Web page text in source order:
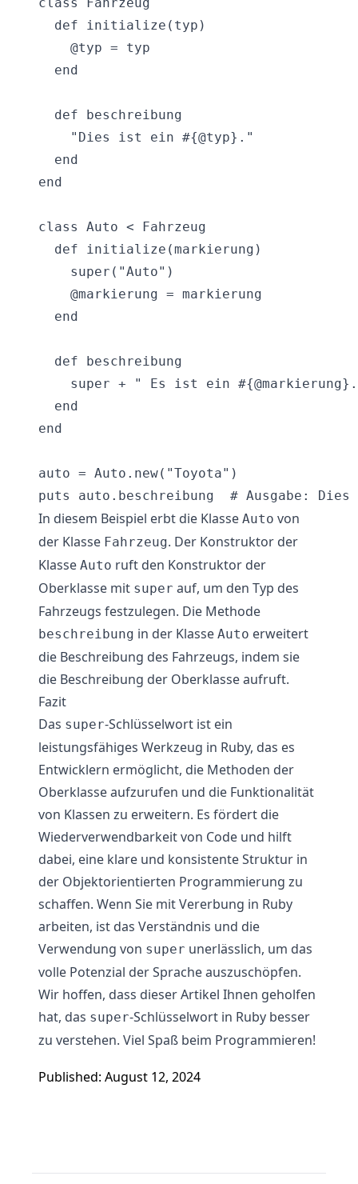
  def initialize(typ)
    @typ = typ
  end
  def beschreibung
    "Dies ist ein #{@typ}."
  end
end
class Auto < Fahrzeug
  def initialize(markierung)
    super("Auto")
    @markierung = markierung
  end
  def beschreibung
super + " Es ist ein
  end
end
auto = Auto.new("Toyota")
In diesem Beispiel erbt die Klasse Auto von
der Klasse Fahrzeug. Der Konstruktor der
Klasse Auto ruft den Konstruktor der
Oberklasse mit super auf, um den Typ des
Fahrzeugs festzulegen. Die Methode
beschreibung in der Klasse Auto erweitert
die Beschreibung des Fahrzeugs, indem sie
die Beschreibung der Oberklasse aufruft.
Fazit
Das super-Schlüsselwort ist ein
leistungsfähiges Werkzeug in Ruby, das es
Entwicklern ermöglicht, die Methoden der
Oberklasse aufzurufen und die Funktionalität
von Klassen zu erweitern. Es fördert die
Wiederverwendbarkeit von Code und hilft
dabei, eine klare und konsistente Struktur in
der Objektorientierten Programmierung zu
schaffen. Wenn Sie mit Vererbung in Ruby
arbeiten, ist das Verständnis und die
Verwendung von super unerlässlich, um das
volle Potenzial der Sprache auszuschöpfen.
Wir hoffen, dass dieser Artikel Ihnen geholfen
hat, das super-Schlüsselwort in Ruby besser
zu verstehen. Viel Spaß beim Programmieren!
Published: August 12, 2024